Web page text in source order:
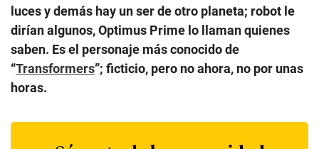
luces y demás hay un ser de otro planeta; robot le
dirían algunos, Optimus Prime lo llaman quienes
saben. Es el personaje más conocido de
“Transformers”; ficticio, pero no ahora, no por unas
horas.